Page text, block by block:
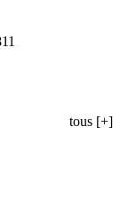
tous [+]